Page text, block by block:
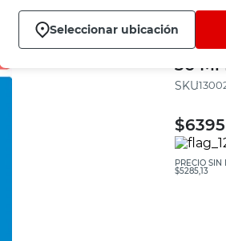
Seleccionar ubicaciónPato
Disco
36 Ml
:
$6395
PRECIO SIN
$5285,13